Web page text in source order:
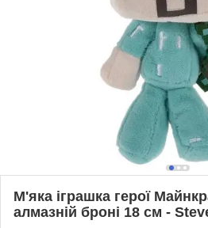
М'яка іграшка герої
алмазній броні 18 см -